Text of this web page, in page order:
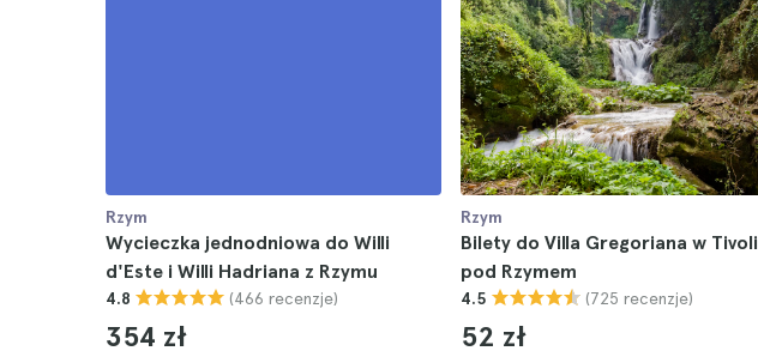
Rzym
Wycieczka jednodniowa do Willi
d'Este i Willi Hadriana z Rzymu
4.8 (466 recenzje)
354 zł
Rzym
Bilety do Villa Gregoriana w Tivoli
pod Rzymem
4.5 (725 recenzje)
52 zł